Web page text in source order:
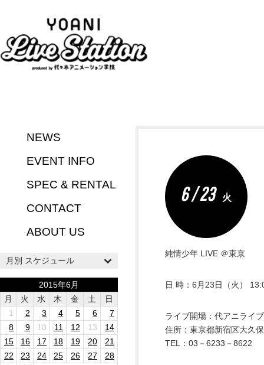
NEWS
EVENT INFO
SPEC & RENTAL
CONTACT
ABOUT US
月別 スケジュール
2015年6月
月
火 水 木 金 土
日
1
2 3 4 5 6
7
8
9 10 11 12 13
14
15
16 17 18 19 20
21
22
23 24 25 26 27
28
6 / 23 火
純情少年 LIVE ＠東京
日 時：6月23日（火）
ライブ開場：代アニライ
住所：東京都新宿区大久
TEL：03－6233－8622